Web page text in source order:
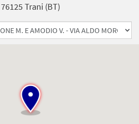
76125 Trani (BT)